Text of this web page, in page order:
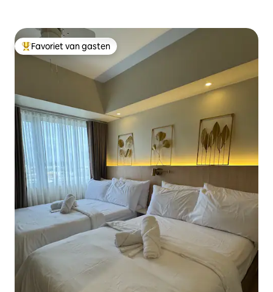
Topfavoriet van gasten
Favoriet van gasten